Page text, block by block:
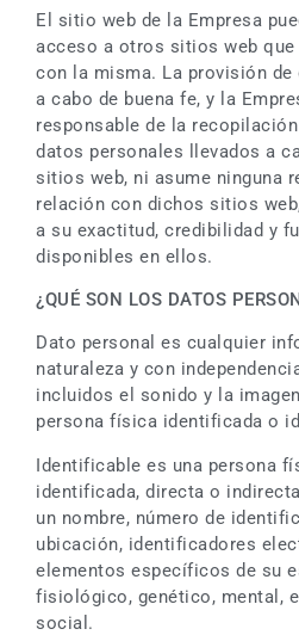
El sitio web de la Empresa
acceso a otros sitios web
con la misma. La provisión
a cabo de buena fe, y la
responsable de la
datos personales llevados a
sitios web, ni asume ninguna
relación con dichos sitios
a su exactitud, credibilidad y
disponibles en ellos.
¿QUÉ SON LOS DATOS
Dato personal es cualquier
naturaleza y con
incluidos el sonido y la
persona física identificada o
Identificable es una persona
identificada, directa o
un nombre, número de
ubicación, identificadores
elementos específicos de su
fisiológico, genético, mental,
social.